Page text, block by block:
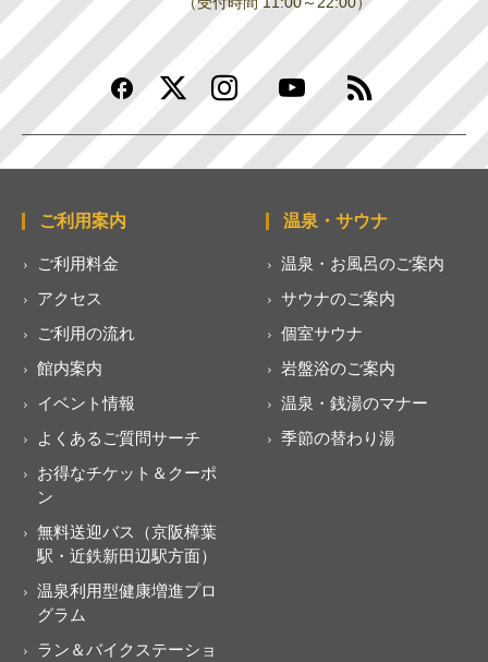
ご利用案内
ご利用料金
アクセス
ご利用の流れ
館内案内
イベント情報
よくあるご質問サーチ
お得なチケット＆クーポ
ン
無料送迎バス（京阪樟葉
駅・近鉄新田辺駅方面）
温泉利用型健康増進プロ
グラム
ラン＆バイクステーショ
温泉・サウナ
温泉・お風呂のご案内
サウナのご案内
個室サウナ
岩盤浴のご案内
温泉・銭湯のマナー
季節の替わり湯